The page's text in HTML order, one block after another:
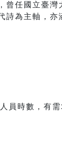
曾任國立臺
詩為主軸，
員時數，有